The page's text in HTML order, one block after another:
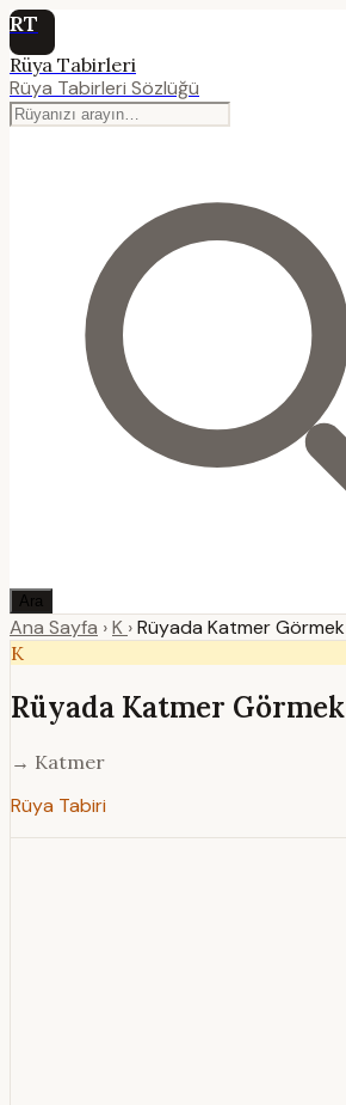
RT
Rüya Tabirleri
Rüya Tabirleri Sözlüğü
Ara
Ana Sayfa ›K ›Rüyada Katmer Görmek
K
Rüyada Katmer Görmek
→ Katmer
Rüya Tabiri